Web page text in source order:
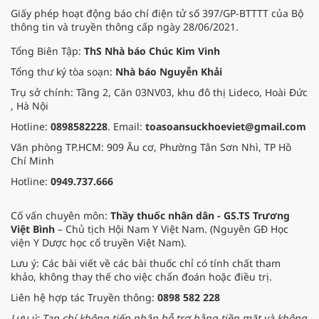
Giấy phép hoạt động báo chí điện tử số 397/GP-BTTTT của Bộ
thông tin và truyền thông cấp ngày 28/06/2021.
Tổng Biên Tập: ThS Nhà báo Chúc Kim Vinh
Tổng thư ký tòa soạn: Nhà báo Nguyễn Khải
Trụ sở chính: Tầng 2, Căn 03NV03, khu đô thị Lideco, Hoài Đức
, Hà Nội
Hotline: 0898582228. Email: toasoansuckhoeviet@gmail.com
Văn phòng TP.HCM: 909 Âu cơ, Phường Tân Sơn Nhì, TP Hồ
Chí Minh
Hotline: 0949.737.666
Cố vấn chuyên môn: Thầy thuốc nhân dân - GS.TS Trương
Việt Bình – Chủ tịch Hội Nam Y Việt Nam. (Nguyên GĐ Học
viện Y Dược học cổ truyền Việt Nam).
Lưu ý: Các bài viết về các bài thuốc chỉ có tính chất tham
khảo, không thay thế cho việc chẩn đoán hoặc điều trị.
Liên hệ hợp tác Truyền thông: 0898 582 228